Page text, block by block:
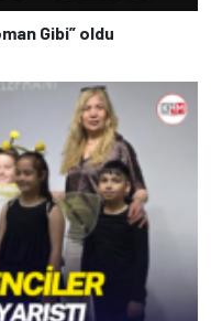
Gibi” oldu